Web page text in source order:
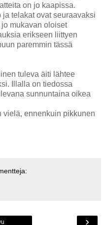
on jo kaapissa.
telakat ovat seuraavaksi
mukavan oloiset
erikseen liittyen
paremmin tässä
tuleva äiti lähtee
Illalla on tiedossa
sunnuntaina oikea
vielä, ennenkuin pikkunen
›